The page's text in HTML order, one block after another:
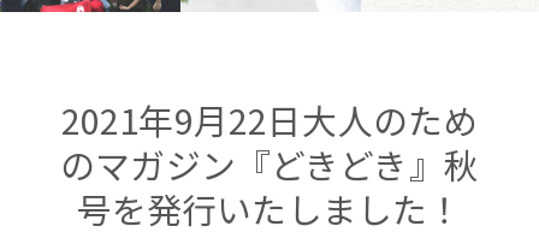
2021年9月22日大人のため
のマガジン『どきどき』秋
号を発行いたしました！